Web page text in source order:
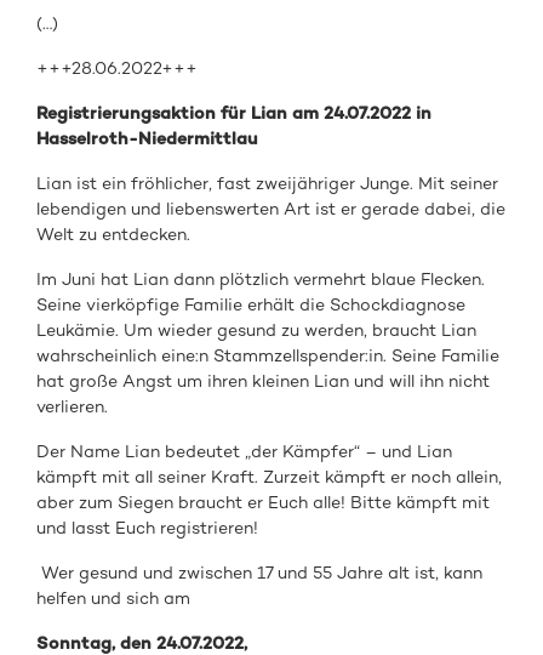
(…)
+++28.06.2022+++
Registrierungsaktion für Lian am 24.07.2022 in
Hasselroth-Niedermittlau
Lian ist ein fröhlicher, fast zweijähriger Junge. Mit seiner
lebendigen und liebenswerten Art ist er gerade dabei, die
Welt zu entdecken.
Im Juni hat Lian dann plötzlich vermehrt blaue Flecken.
Seine vierköpfige Familie erhält die Schockdiagnose
Leukämie. Um wieder gesund zu werden, braucht Lian
wahrscheinlich eine:n Stammzellspender:in. Seine Familie
hat große Angst um ihren kleinen Lian und will ihn nicht
verlieren.
Der Name Lian bedeutet „der Kämpfer“ – und Lian
kämpft mit all seiner Kraft. Zurzeit kämpft er noch allein,
aber zum Siegen braucht er Euch alle! Bitte kämpft mit
und lasst Euch registrieren!
Wer gesund und zwischen 17 und 55 Jahre alt ist, kann
helfen und sich am
Sonntag, den 24.07.2022,